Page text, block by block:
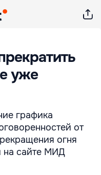
уже
графика
от
огня
на сайте МИД